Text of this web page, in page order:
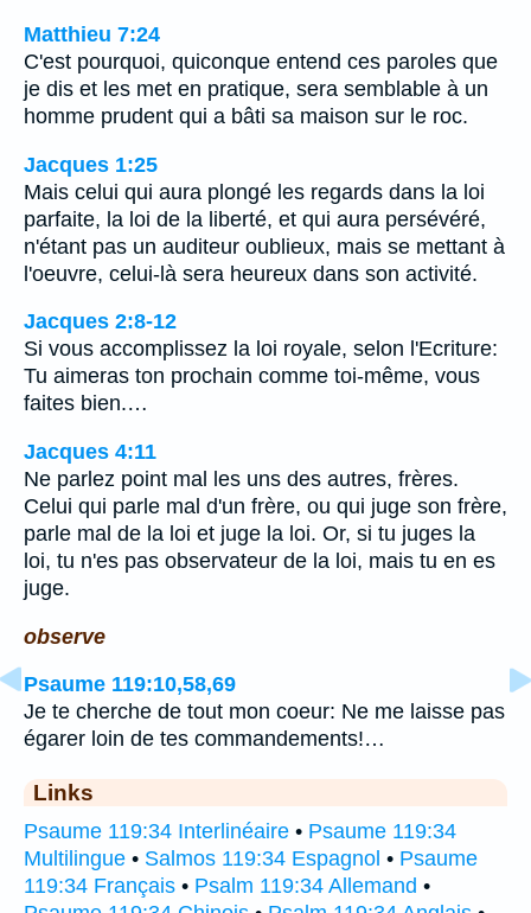
Matthieu 7:24
C'est pourquoi, quiconque entend ces paroles que
je dis et les met en pratique, sera semblable à un
homme prudent qui a bâti sa maison sur le roc.
Jacques 1:25
Mais celui qui aura plongé les regards dans la loi
parfaite, la loi de la liberté, et qui aura persévéré,
n'étant pas un auditeur oublieux, mais se mettant à
l'oeuvre, celui-là sera heureux dans son activité.
Jacques 2:8-12
Si vous accomplissez la loi royale, selon l'Ecriture:
Tu aimeras ton prochain comme toi-même, vous
faites bien.…
Jacques 4:11
Ne parlez point mal les uns des autres, frères.
Celui qui parle mal d'un frère, ou qui juge son frère,
parle mal de la loi et juge la loi. Or, si tu juges la
loi, tu n'es pas observateur de la loi, mais tu en es
juge.
observe
Psaume 119:10,58,69
Je te cherche de tout mon coeur: Ne me laisse pas
égarer loin de tes commandements!…
Links
Psaume 119:34 Interlinéaire • Psaume 119:34
Multilingue • Salmos 119:34 Espagnol • Psaume
119:34 Français • Psalm 119:34 Allemand •